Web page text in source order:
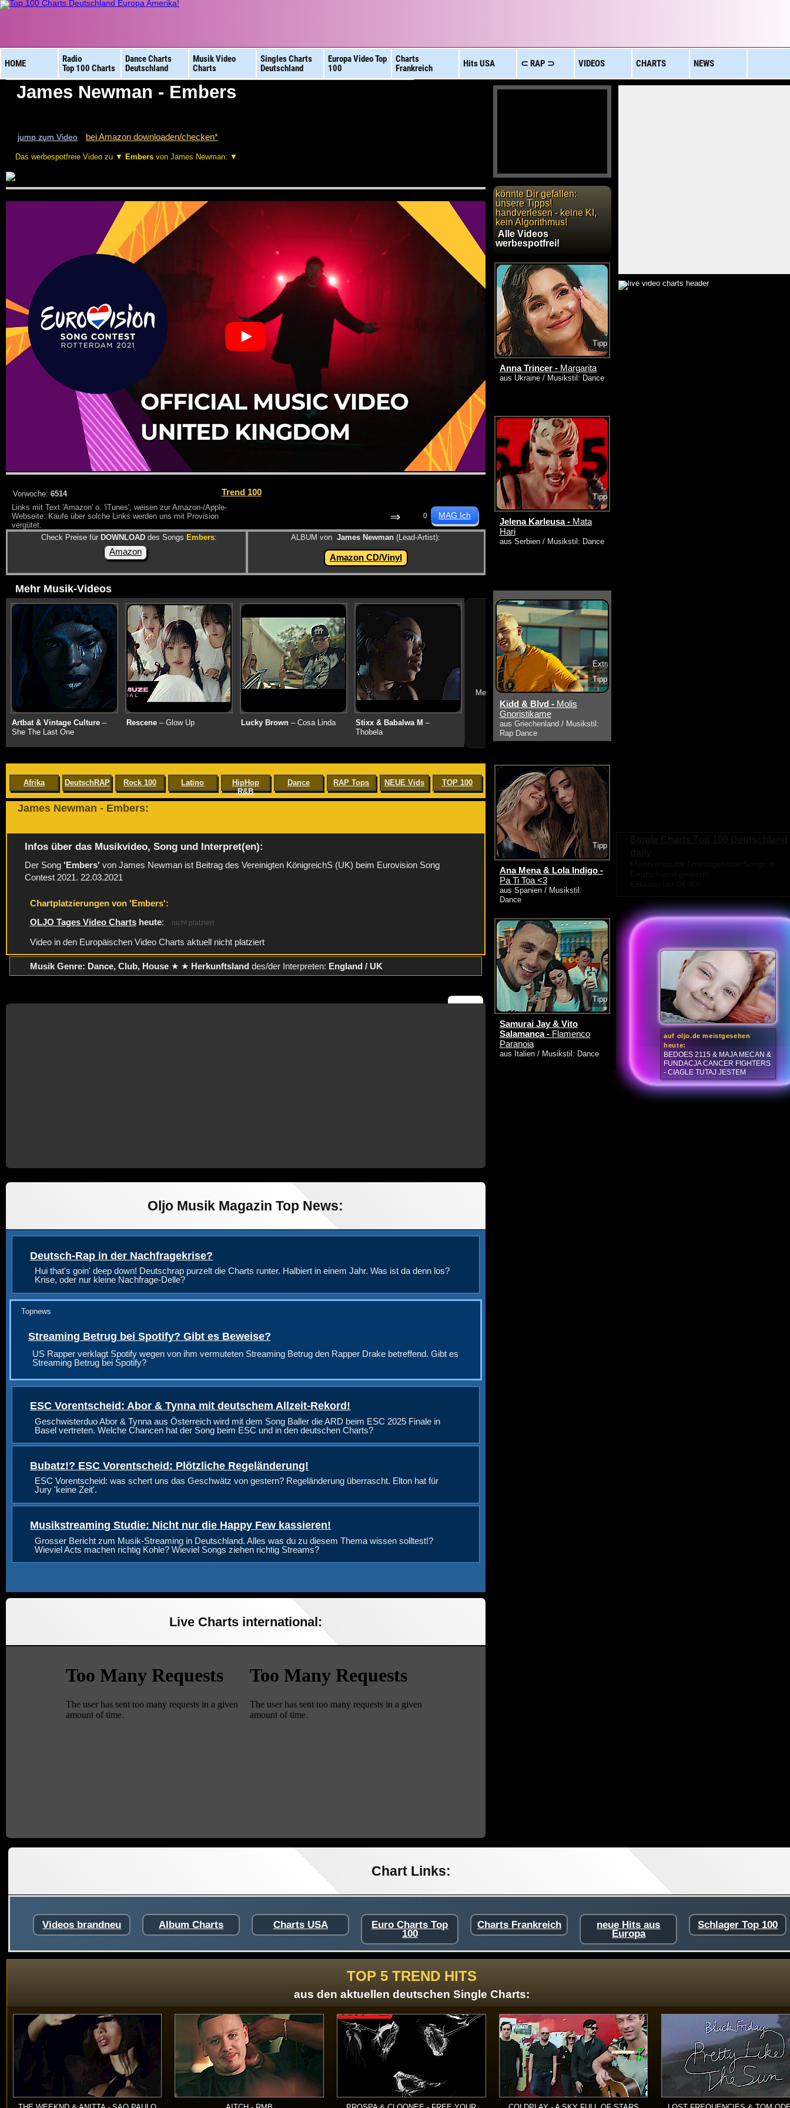
HOME
Radio
Top 100 Charts
Dance Charts
Deutschland
Musik Video
Charts
Singles Charts
Deutschland
Europa VideoTop
100
Charts
Frankreich
HitsUSA ⊂ RAP ⊃ VIDEOS CHARTS NEWS
James Newman - Embers
jump zum Video bei Amazon downloaden/checken*
Das werbespotfreie Video zu ▼ Embers von James Newman: ▼
Vorwoche:6514 Trend 100
Links mit Text 'Amazon' o. 'iTunes', weisen zur Amazon-/Apple-
Webseite. Käufe über solche Links werden uns mit Provision
vergütet.
⇒ 0
Check Preise für DOWNLOADdes Songs Embers:
Amazon
ALBUM von James Newman (Lead-Artist):
Amazon CD/Vinyl
Mehr Musik-Videos
Artbat & Vintage Culture–
She The Last One
Rescene– Glow Up Lucky Brown– Cosa Linda Stixx & Babalwa M –
Thobela
➔
Mehr neue Vids ansehen
Afrika DeutschRAP Rock 100 Latino
HipHop
R&B
Dance RAP Tops NEUE Vids TOP 100
James Newman - Embers:
Infos über das Musikvideo, Song und Interpret(en):
Der Song'Embers' von James Newman ist Beitrag des Vereinigten KönigreichS (UK) beim Eurovision Song
Contest 2021. 22.03.2021
Chartplatzierungen von 'Embers':
OLJO Tages Video Charts heute: nicht platziert
Video in den Europäischen Video Charts aktuell nicht platziert
Musik Genre: Dance, Club, House★ ★ Herkunftsland des/der Interpreten: England / UK
Oljo Musik Magazin Top News:
Deutsch-Rap in der Nachfragekrise?
Hui that's goin' deep down! Deutschrap purzelt die Charts runter. Halbiert in einem Jahr. Was ist da denn los?
Krise, oder nur kleine Nachfrage-Delle?
Topnews
Streaming Betrug bei Spotify? Gibt es Beweise?
US Rapper verklagt Spotify wegen von ihm vermuteten Streaming Betrug den Rapper Drake betreffend. Gibt es
Streaming Betrug bei Spotify?
ESC Vorentscheid: Abor & Tynna mit deutschem Allzeit-Rekord!
Geschwisterduo Abor & Tynna aus Österreich wird mit dem Song Baller die ARD beim ESC 2025 Finale in
Basel vertreten. Welche Chancen hat der Song beim ESC und in den deutschen Charts?
Bubatz!? ESC Vorentscheid: Plötzliche Regeländerung!
ESC Vorentscheid: was schert uns das Geschwätz von gestern? Regeländerung überrascht. Elton hat für
Jury 'keine Zeit'.
Musikstreaming Studie: Nicht nur die Happy Few kassieren!
Grosser Bericht zum Musik-Streaming in Deutschland. Alles was du zu diesem Thema wissen solltest!?
Wieviel Acts machen richtig Kohle? Wieviel Songs ziehen richtig Streams?
Live Charts international:
auf oljo.de meistgesehen
heute:
BEDOES 2115 & MAJA MECAN &
FUNDACJA CANCER FIGHTERS
- CIAGLE TUTAJ JESTEM
könnte Dir gefallen:
unsere Tipps!
handverlesen - keine KI,
kein Algorithmus!
Alle Videos
werbespotfrei!
Tipp
Anna Trincer - Margarita
aus Ukraine / Musikstil: Dance
Tipp
Jelena Karleusa - Mata
Hari
aus Serbien / Musikstil: Dance
Extra
Tipp
Kidd & Blvd - Molis
Gnoristikame
aus Griechenland / Musikstil:
Rap Dance
Tipp
Ana Mena & Lola Indigo -
Pa Ti Toa <3
aus Spanien / Musikstil:
Dance
Tipp
Samurai Jay & Vito
Salamanca - Flamenco
Paranoia
aus Italien / Musikstil: Dance
Chart Links:
Videos brandneu Album Charts Charts USA Euro Charts Top
100
Charts Frankreich neue Hits aus
Europa
Schlager Top 100
TOP 5 TREND HITS
aus den aktuellen deutschen Single Charts: